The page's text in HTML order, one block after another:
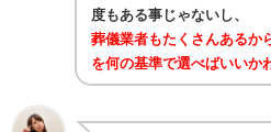
度もある事じゃないし、
葬儀業者もたくさんあるか
を何の基準で選べばいいか